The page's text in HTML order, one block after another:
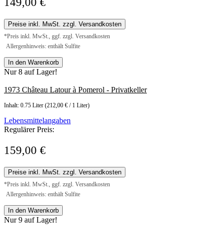
Preise inkl. MwSt. zzgl. Versandkosten
*Preis inkl. MwSt., ggf. zzgl. Versandkosten
Allergenhinweis: enthält Sulfite
In den Warenkorb
Nur 8 auf Lager!
1973 Château Latour à Pomerol - Privatkeller
Inhalt: 0.75 Liter (212,00 € / 1 Liter)
Lebensmittelangaben
Regulärer Preis:
159,00 €
Preise inkl. MwSt. zzgl. Versandkosten
*Preis inkl. MwSt., ggf. zzgl. Versandkosten
Allergenhinweis: enthält Sulfite
In den Warenkorb
Nur 9 auf Lager!